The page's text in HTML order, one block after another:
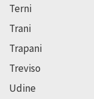
Terni
Trani
Trapani
Treviso
Udine